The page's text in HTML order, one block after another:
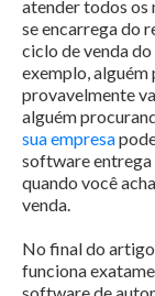
atender todos os
se encarrega do
ciclo de venda
exemplo, alguém
provavelmente
alguém
sua empresa
software entrega
quando você
venda.
No final do
funciona